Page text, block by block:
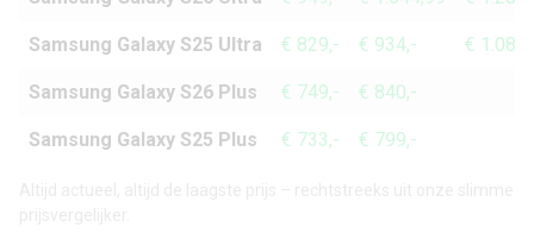
Samsung Galaxy S25 Ultra € 829,- € 934,- €
Samsung Galaxy S26 Plus € 749,- € 840,-
Samsung Galaxy S25 Plus € 733,- € 799,-